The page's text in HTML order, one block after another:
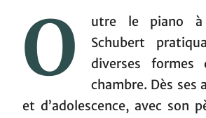
O
utre le piano à
Schubert
diverses formes
chambre. Dès ses
et d’adolescence, avec son